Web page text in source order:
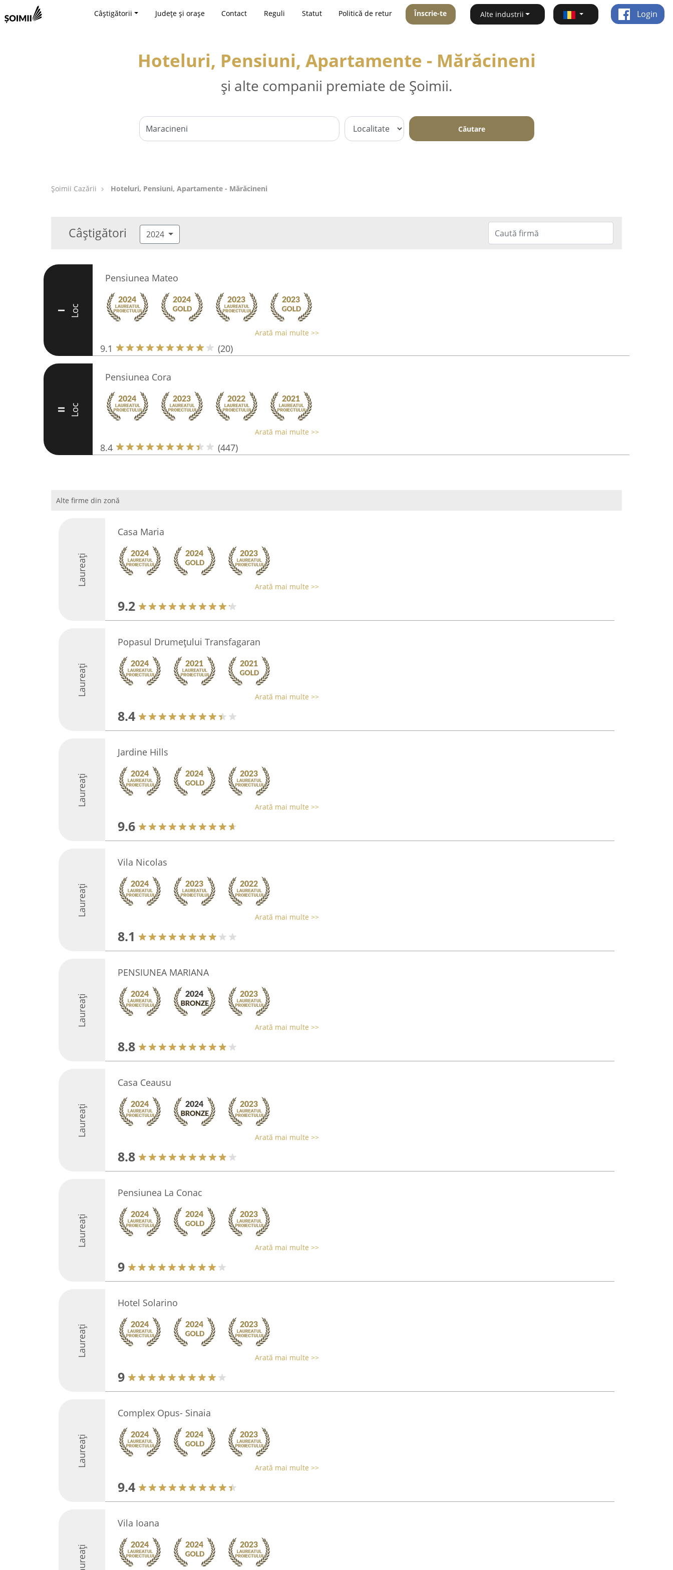
Câștigătorii Județe și orașe Contact Reguli Statut Politică de retur Înscrie-te Alte industrii Login
Hoteluri, Pensiuni, Apartamente - Mărăcineni
și alte companii premiate de Șoimii.
Căutare
Șoimii Cazării Hoteluri, Pensiuni, Apartamente - Mărăcineni
Câștigători 2024
I Loc
Pensiunea Mateo
Arată mai multe >>
9.1 (20)
II Loc
Pensiunea Cora
Arată mai multe >>
8.4 (447)
Alte firme din zonă
Laureați
Casa Maria
Arată mai multe >>
9.2
Laureați
Popasul Drumețului Transfagaran
Arată mai multe >>
8.4
Laureați
Jardine Hills
Arată mai multe >>
9.6
Laureați
Vila Nicolas
Arată mai multe >>
8.1
Laureați
PENSIUNEA MARIANA
Arată mai multe >>
8.8
Laureați
Casa Ceausu
Arată mai multe >>
8.8
Laureați
Pensiunea La Conac
Arată mai multe >>
9
Laureați
Hotel Solarino
Arată mai multe >>
9
Laureați
Complex Opus- Sinaia
Arată mai multe >>
9.4
Laureați
Vila Ioana